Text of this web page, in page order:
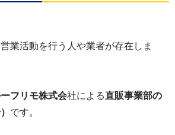
業活動を行う人や業者が存在しま
フリモ株式会社による直販事業部の
です。